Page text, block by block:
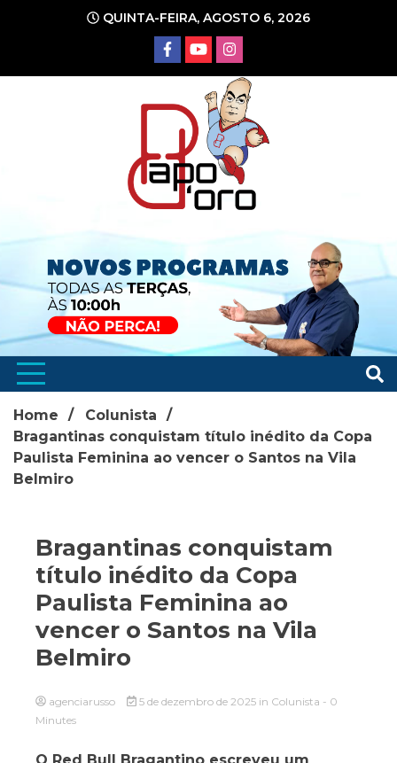
conteúdo
QUINTA-FEIRA, AGOSTO 6, 2026
Home
Colunista
Bragantinas conquistam título inédito da Copa
Paulista Feminina ao vencer o Santos na Vila
Belmiro
Bragantinas conquistam
título inédito da Copa
Paulista Feminina ao
vencer o Santos na Vila
Belmiro
agenciarusso 5 de dezembro de 2025 in Colunista - 0
Minutes